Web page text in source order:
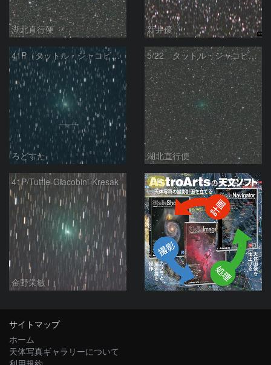
湖北直行便 新井優
41P（タットル・ジャコビニ・クレサック彗星）
ろどすた
5/22 タットル・ジャコビニ・クレサーク彗星（41P）
湖北直行便
41P/Tuttle-Giacobini-Kresak
金野栄敏
PR
サイトマップ
ホーム
天体写真ギャラリーについて